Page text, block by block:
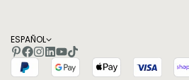
ESPAÑOL